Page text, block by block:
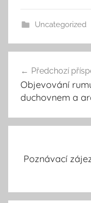
Uncategorized
pro
příspěvek
Předchozí
Objevování
duchovnem a
Poznávací